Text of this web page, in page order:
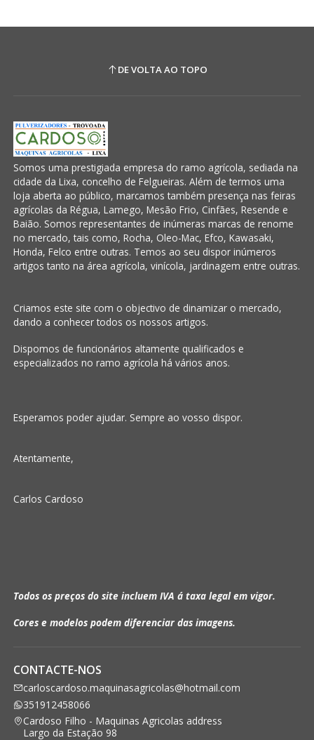
DE VOLTA AO TOPO
Somos uma prestigiada empresa do ramo agrícola, sediada na
cidade da Lixa, concelho de Felgueiras. Além de termos uma
loja aberta ao público, marcamos também presença nas feiras
agrícolas da Régua, Lamego, Mesão Frio, Cinfães, Resende e
Baião. Somos representantes de inúmeras marcas de renome
no mercado, tais como, Rocha, Oleo-Mac, Efco, Kawasaki,
Honda, Felco entre outras. Temos ao seu dispor inúmeros
artigos tanto na área agrícola, vinícola, jardinagem entre outras.
Criamos este site com o objectivo de dinamizar o mercado,
dando a conhecer todos os nossos artigos.
Dispomos de funcionários altamente qualificados e
especializados no ramo agrícola há vários anos.
Esperamos poder ajudar. Sempre ao vosso dispor.
Atentamente,
Carlos Cardoso
Todos os preços do site incluem IVA á taxa legal em vigor.
Cores e modelos podem diferenciar das imagens.
CONTACTE-NOS
carloscardoso.maquinasagricolas@hotmail.com
351912458066
Cardoso Filho - Maquinas Agricolas address
Largo da Estação 98